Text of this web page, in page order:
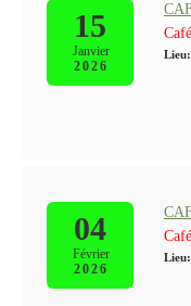
15
Janvier
2026
Lieu:
04
Février
2026
Lieu: